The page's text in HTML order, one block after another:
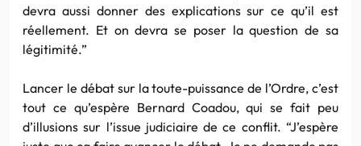
devra aussi donner des explications sur ce qu’il est
réellement. Et on devra se poser la question de sa
légitimité.”
Lancer le débat sur la toute-puissance de l’Ordre, c’est
tout ce qu’espère Bernard Coadou, qui se fait peu
d’illusions sur l’issue judiciaire de ce conflit. “J’espère